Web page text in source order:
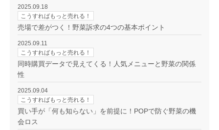
2025.09.18
こうすればもっと売れる！
売場で差がつく！野菜訴求の4つの基本ポイント
2025.09.11
こうすればもっと売れる！
同時購買データで見えてくる！人気メニューと野菜の関係
性
2025.09.04
こうすればもっと売れる！
買い手が「何も知らない」を前提に！POPで防ぐ野菜の機
会ロス